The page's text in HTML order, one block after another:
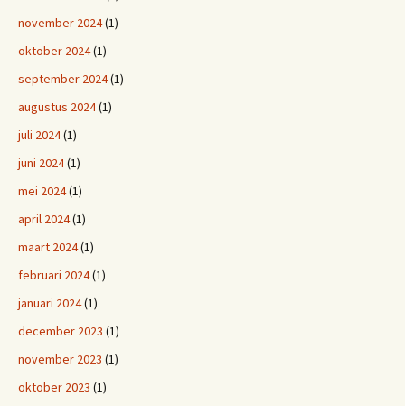
november 2024(1)
oktober 2024(1)
september 2024(1)
augustus 2024(1)
juli 2024(1)
juni 2024(1)
mei 2024(1)
april 2024(1)
maart 2024(1)
februari 2024(1)
januari 2024(1)
december 2023 (1)
november 2023 (1)
oktober 2023 (1)